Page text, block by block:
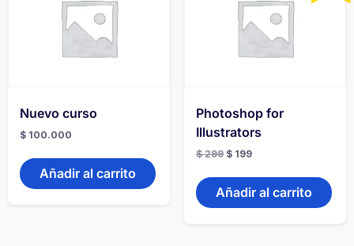
Nuevo curso
$ 100.000
Añadir al carrito
Photoshop for
Illustrators
$299 El
original
era:
$ 299.
$199El
actual
es:
$ 199.
Añadir al carrito